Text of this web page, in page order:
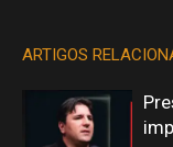
ARTIGOS